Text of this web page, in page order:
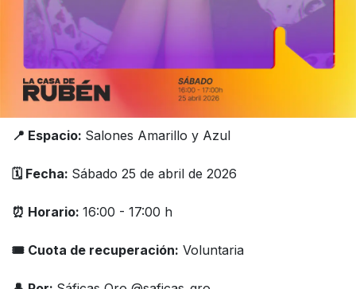
📍 Espacio: Salones Amarillo y Azul
🗓️ Fecha: Sábado 25 de abril de 2026
⏰ Horario: 16:00 - 17:00 h
🎟 Cuota de recuperación: Voluntaria